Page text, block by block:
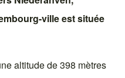
villeest située
altitude de 398 mètres